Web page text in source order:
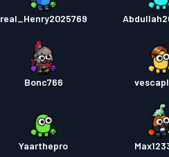
real_Henry2025769
Bonc766
Yaarthepro